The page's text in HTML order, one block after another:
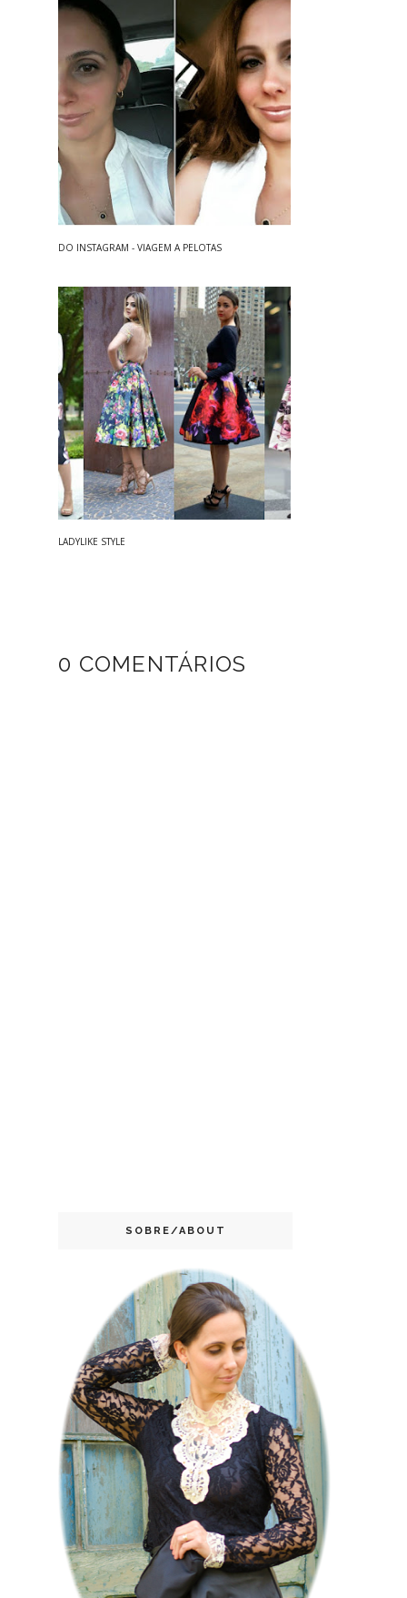
DO INSTAGRAM - VIAGEM A PELOTAS
LADYLIKE STYLE
0 COMENTÁRIOS
SOBRE/ABOUT